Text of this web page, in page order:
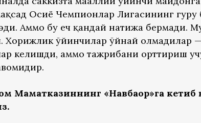
Осиё Чемпионлар Лигасининг
Аммо бу ҳеч қандай натижа бермади.
Хорижлик ўйинчилар ўйнай олмадилар
келишди, аммо тажрибани орттириш
Маматказиннинг «Навбаҳор»га